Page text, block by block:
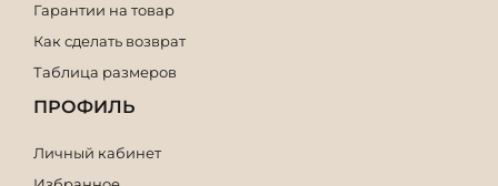
Гарантии на товар
Как сделать возврат
Таблица размеров
ПРОФИЛЬ
Личный кабинет